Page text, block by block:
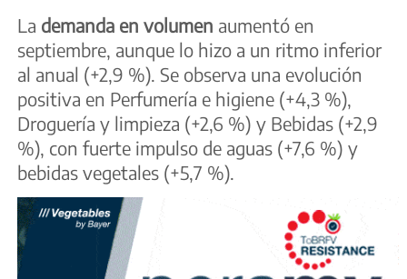
La demanda en volumen aumentó en
septiembre, aunque lo hizo a un ritmo inferior
al anual (+2,9 %). Se observa una evolución
positiva en Perfumería e higiene (+4,3 %),
Droguería y limpieza (+2,6 %) y Bebidas (+2,9
%), con fuerte impulso de aguas (+7,6 %) y
bebidas vegetales (+5,7 %).